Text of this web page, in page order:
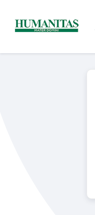
content